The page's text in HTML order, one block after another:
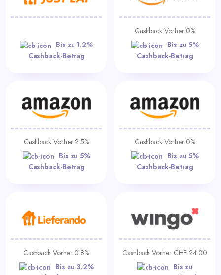
Bis zu 1.2%
Cashback-Betrag
Cashback Vorher 0%
Bis zu 5%
Cashback-Betrag
Cashback Vorher 2.5%
Bis zu 5%
Cashback-Betrag
Cashback Vorher 0%
Bis zu 5%
Cashback-Betrag
Cashback Vorher 0.8%
Bis zu 3.2%
Cashback Vorher CHF 24.00
Bis zu